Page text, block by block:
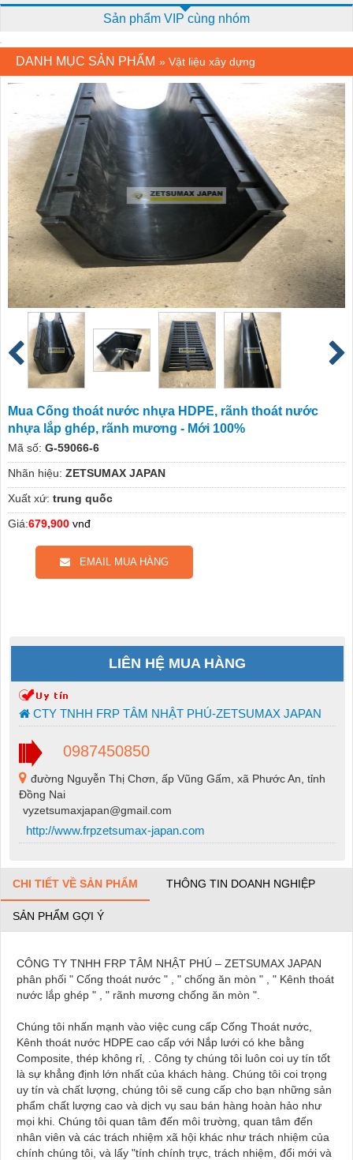
Sản phẩm VIP cùng nhóm
DANH MỤC SẢN PHẨM » Vật liệu xây dựng
Mua Cống thoát nước nhựa HDPE, rãnh thoát nước
nhựa lắp ghép, rãnh mương - Mới 100%
Mã số: G-59066-6
Nhãn hiệu: ZETSUMAX JAPAN
Xuất xứ: trung quốc
Giá:679,900 vnđ
EMAIL MUA HÀNG
LIÊN HỆ MUA HÀNG
CTY TNHH FRP TÂM NHẬT PHÚ-ZETSUMAX JAPAN
0987450850
đường Nguyễn Thị Chơn, ấp Vũng Gấm, xã Phước An, tỉnh
Đồng Nai
vyzetsumaxjapan@gmail.com
http://www.frpzetsumax-japan.com
CHI TIẾT VỀ SẢN PHẨM THÔNG TIN DOANH NGHIỆP
SẢN PHẨM GỢI Ý
CÔNG TY TNHH FRP TÂM NHẬT PHÚ – ZETSUMAX JAPAN
phân phối " Cống thoát nước " , " chống ăn mòn " , " Kênh thoát
nước lắp ghép " , " rãnh mương chống ăn mòn ".
Chúng tôi nhấn mạnh vào việc cung cấp Cống Thoát nước,
Kênh thoát nước HDPE cao cấp với Nắp lưới có khe bằng
Composite, thép không rỉ, . Công ty chúng tôi luôn coi uy tín tốt
là sự khẳng định lớn nhất của khách hàng. Chúng tôi coi trọng
uy tín và chất lượng, chúng tôi sẽ cung cấp cho bạn những sản
phẩm chất lượng cao và dịch vụ sau bán hàng hoàn hảo như
mọi khi. Chúng tôi quan tâm đến môi trường, quan tâm đến
nhân viên và các trách nhiệm xã hội khác như trách nhiệm của
chính chúng tôi, và lấy "tính chính trực, trách nhiệm, đổi mới và